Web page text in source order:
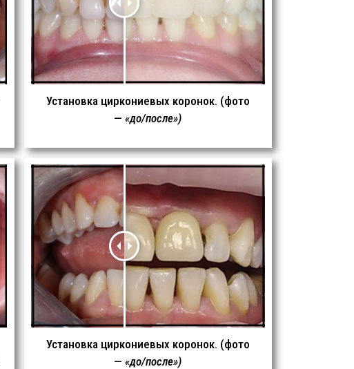
Установка циркониевых коронок. (фото
— «до/после»)
Установка циркониевых коронок. (фото
— «до/после»)